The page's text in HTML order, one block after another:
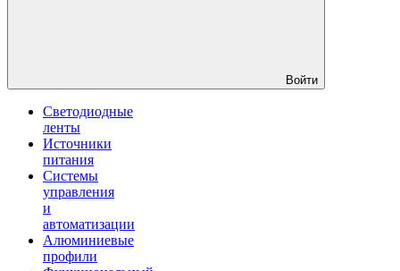
Войти
Светодиодные
ленты
Источники
питания
Системы
управления
и
автоматизации
Алюминиевые
профили